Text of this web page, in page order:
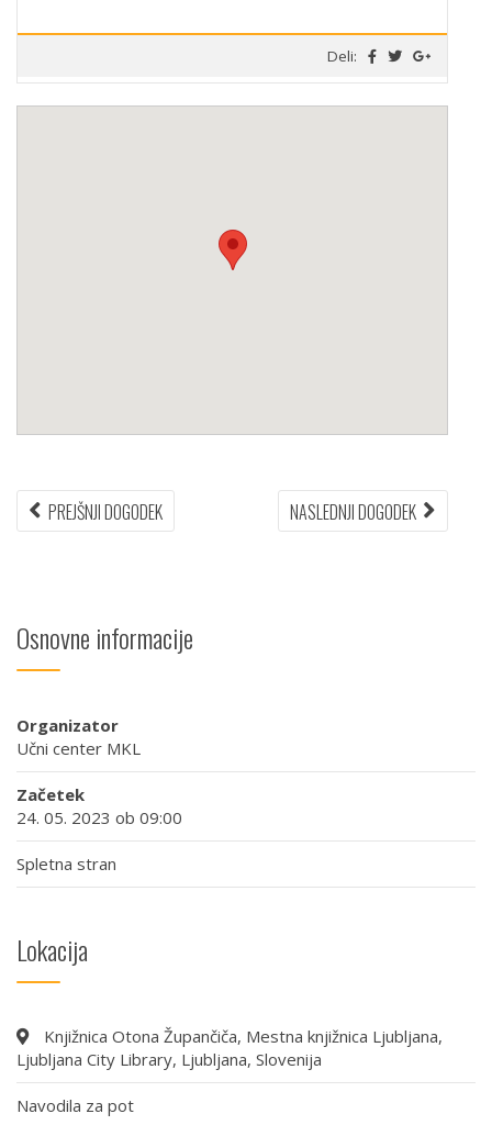
Deli:
Navigacija
PREJŠNJI DOGODEKPREJŠNJI
DOGODEK:
NASLEDNJI DOGODEK
Osnovne informacije
Organizator
Učni center MKL
Začetek
24. 05. 2023 ob 09:00
Spletna stran
Lokacija
Knjižnica Otona Župančiča, Mestna knjižnica Ljubljana,
Ljubljana City Library, Ljubljana, Slovenija
Navodila za pot